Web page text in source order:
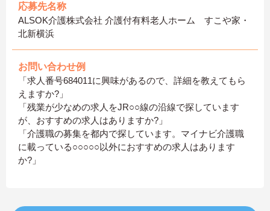
応募先名称
ALSOK介護株式会社 介護付有料老人ホーム すこや家・
北新横浜
お問い合わせ例
「求人番号684011に興味があるので、詳細を教えてもら
えますか?」
「残業が少なめの求人をJR○○線の沿線で探しています
が、おすすめの求人はありますか?」
「介護職の募集を都内で探しています。マイナビ介護職
に載っている○○○○○以外におすすめの求人はあります
か?」